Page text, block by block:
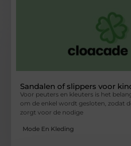
Sandalen of slippers voor
Voor peuters en kleuters is het
om de enkel wordt gesloten, zodat
zorgt voor de nodige
Mode En Kleding